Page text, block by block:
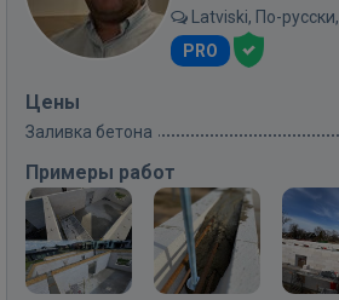
Latviski, По-
PRO
Цены
Заливка бетона
Примеры работ